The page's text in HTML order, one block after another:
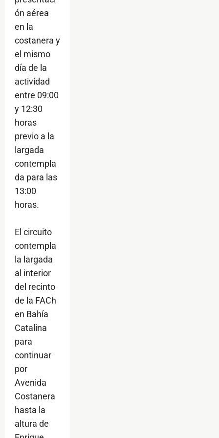
ón aérea
en la
costanera y
el mismo
día de la
actividad
entre 09:00
y 12:30
horas
previo a la
largada
contempla
da para las
13:00
horas.
El circuito
contempla
la largada
al interior
del recinto
de la FACh
en Bahía
Catalina
para
continuar
por
Avenida
Costanera
hasta la
altura de